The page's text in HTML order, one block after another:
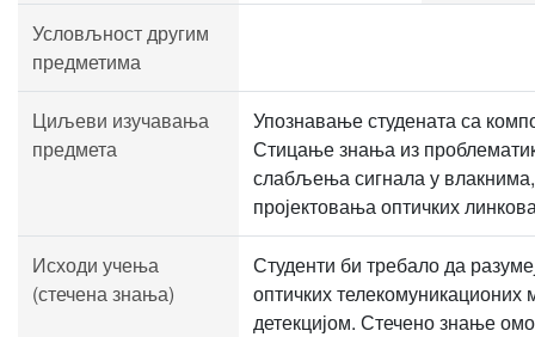
Условљност другим
предметима
Циљеви изучавања
предмета
Упознавање студената са
Стицање знања из
слабљења сигнала у
пројектовања оптичких
Исходи учења
(стечена знања)
Студенти би требало да
оптичких телекомуникационих
детекцијом. Стечено знање